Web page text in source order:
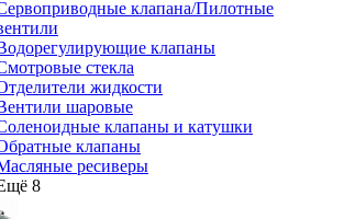
клапана/Пилотные
клапаны
стекла
жидкости
шаровые
клапаны и катушки
клапаны
ресиверы
8